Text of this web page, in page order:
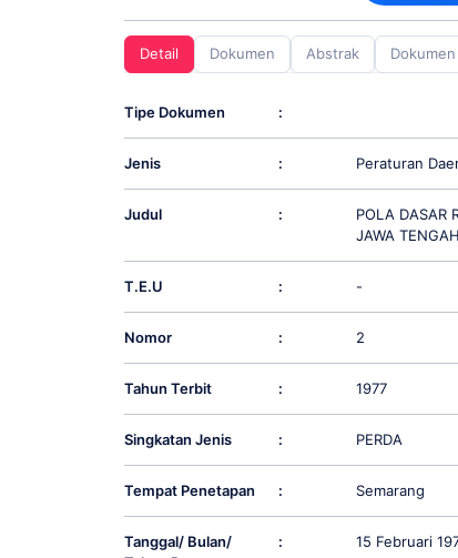
Detail Dokumen Abstrak
Tipe Dokumen :
Jenis : Peraturan
Judul :
POLA DASAR
JAWA
T.E.U : -
Nomor : 2
Tahun Terbit : 1977
Singkatan Jenis : PERDA
Tempat Penetapan : Semarang
Tanggal/ Bulan/
: 15 Februari